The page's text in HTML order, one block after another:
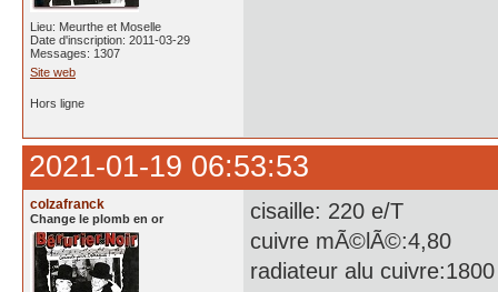
Lieu: Meurthe et Moselle
Date d'inscription: 2011-03-29
Messages: 1307
Site web
Hors ligne
2021-01-19 06:53:53
colzafranck
Change le plomb en or
cisaille: 220 e/T
cuivre mÃ©lÃ©:4,80
radiateur alu cuivre:1800